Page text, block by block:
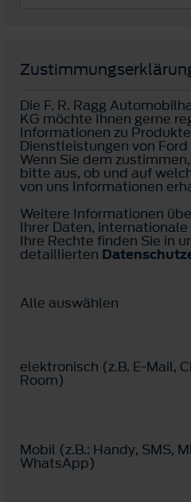
Die F. R. Ragg
KG möchte Ihnen gerne
Informationen zu
Dienstleistungen von
Wenn Sie dem
bitte aus, ob und auf
von uns Informationen
Weitere Informationen
Ihrer Daten,
Ihre Rechte finden Sie in
detaillierten
Alle auswählen
elektronisch (z.B. E-Mail,
Room)
Mobil (z.B.: Handy, SMS,
WhatsApp)